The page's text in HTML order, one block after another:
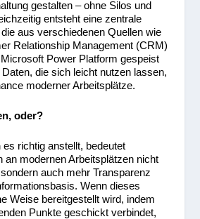
gestalten – ohne Silos und
entsteht eine zentrale
aus verschiedenen Quellen wie
Relationship Management (CRM)
Power Platform gespeist
die sich leicht nutzen lassen,
moderner Arbeitsplätze.
oder?
richtig anstellt, bedeutet
an modernen Arbeitsplätzen nicht
auch mehr Transparenz
Wenn dieses
Weise bereitgestellt wird, indem
Punkte geschickt verbindet,